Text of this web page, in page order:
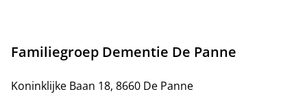
Familiegroep Dementie De Panne
Koninklijke Baan 18, 8660 De Panne